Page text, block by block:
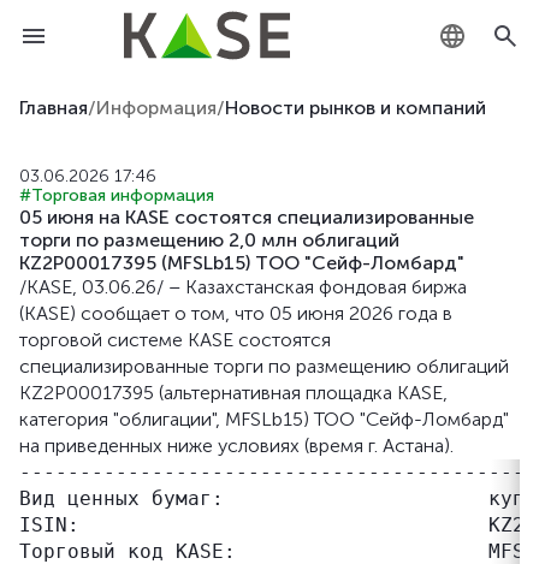
KZ
EN
Главная/Информация/Новости рынков и компаний
03.06.2026 17:46
#Торговая информация
05 июня на KASE состоятся специализированные
торги по размещению 2,0 млн облигаций
KZ2P00017395 (MFSLb15) ТОО "Сейф-Ломбард"
/KASE, 03.06.26/ – Казахстанская фондовая биржа
(KASE) сообщает о том, что 05 июня 2026 года в
торговой системе KASE состоятся
специализированные торги по размещению облигаций
KZ2P00017395 (альтернативная площадка KASE,
категория "облигации", MFSLb15) ТОО "Сейф-Ломбард"
на приведенных ниже условиях (время г. Астана).
Вид ценных бумаг:
ISIN:
Торговый код KASE: